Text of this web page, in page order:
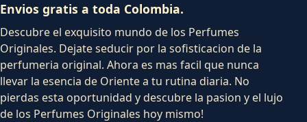
Envios gratis a toda Colombia.
Descubre el exquisito mundo de los Perfumes
Originales. Dejate seducir por la sofisticacion de la
perfumeria original. Ahora es mas facil que nunca
llevar la esencia de Oriente a tu rutina diaria. No
pierdas esta oportunidad y descubre la pasion y el lujo
de los Perfumes Originales hoy mismo!